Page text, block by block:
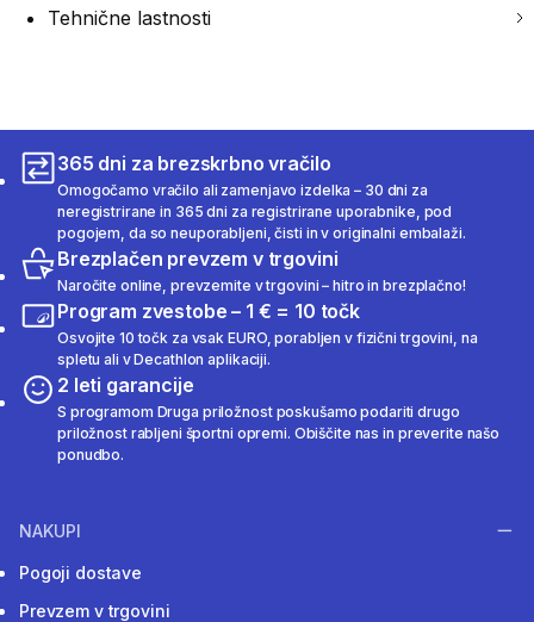
Tehnične lastnosti
365 dni za brezskrbno vračilo
Omogočamo vračilo ali zamenjavo izdelka – 30 dni za
neregistrirane in 365 dni za registrirane uporabnike, pod
pogojem, da so neuporabljeni, čisti in v originalni embalaži.
Brezplačen prevzem v trgovini
Naročite online, prevzemite v trgovini – hitro in brezplačno!
Program zvestobe – 1 € = 10 točk
Osvojite 10 točk za vsak EURO, porabljen v fizični trgovini, na
spletu ali v Decathlon aplikaciji.
2 leti garancije
S programom Druga priložnost poskušamo podariti drugo
priložnost rabljeni športni opremi. Obiščite nas in preverite našo
ponudbo.
NAKUPI
Pogoji dostave
Prevzem v trgovini